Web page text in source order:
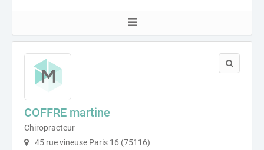
COFFRE martine
Chiropracteur
45 rue vineuse Paris 16 (75116)